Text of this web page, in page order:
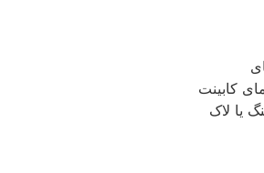
کابینت
یا لاک